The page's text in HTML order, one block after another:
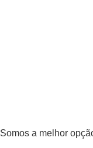
Somos a melhor